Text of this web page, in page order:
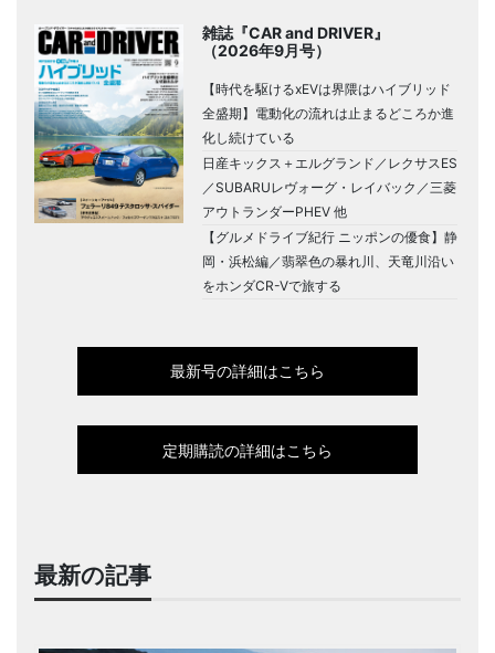
雑誌『CAR and DRIVER』
（2026年9月号）
【時代を駆けるxEVは界隈はハイブリッド
全盛期】電動化の流れは止まるどころか進
化し続けている
日産キックス＋エルグランド／レクサスES
／SUBARUレヴォーグ・レイバック／三菱
アウトランダーPHEV 他
【グルメドライブ紀行 ニッポンの優食】静
岡・浜松編／翡翠色の暴れ川、天竜川沿い
をホンダCR-Vで旅する
最新号の詳細はこちら
定期購読の詳細はこちら
最新の記事